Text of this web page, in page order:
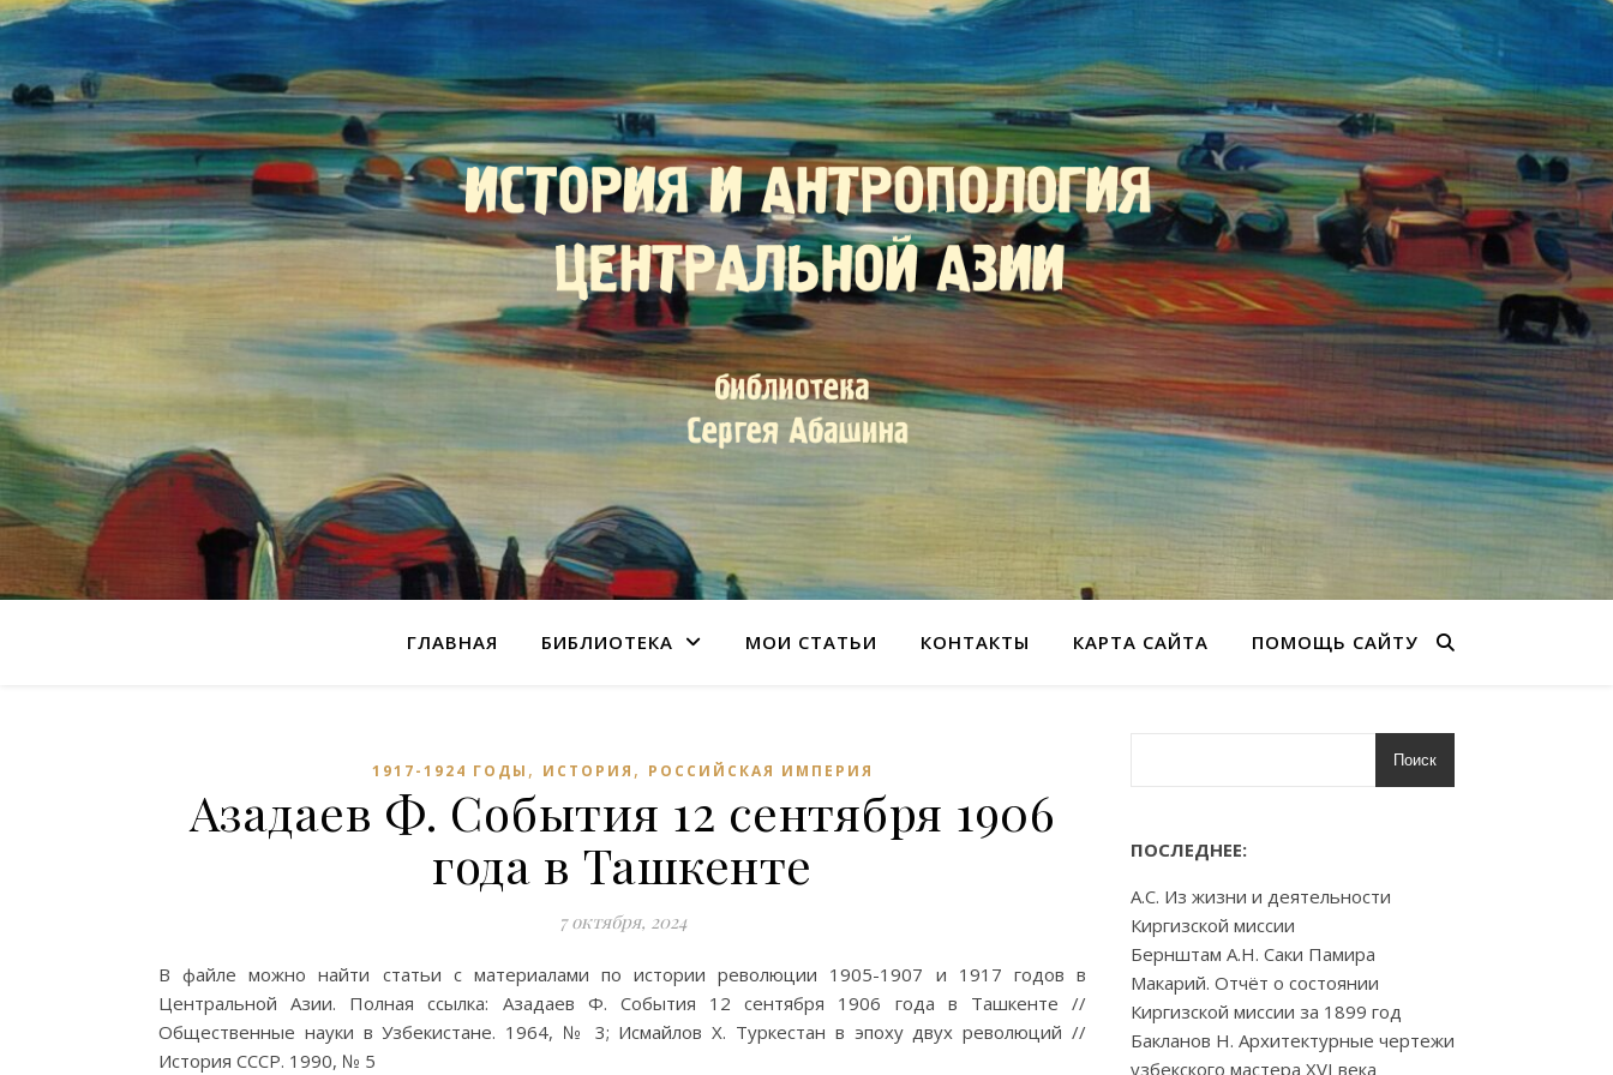
ГЛАВНАЯ БИБЛИОТЕКА МОИ СТАТЬИ КОНТАКТЫ КАРТА САЙТА ПОМОЩЬ САЙТУ
1917-1924 ГОДЫ , ИСТОРИЯ , РОССИЙСКАЯ ИМПЕРИЯ
Азадаев Ф. События 12 сентября 1906
года в Ташкенте
7 октября, 2024
В файле можно найти статьи с материалами по истории революции 1905-1907 и 1917 годов в
Центральной Азии. Полная ссылка: Азадаев Ф. События 12 сентября 1906 года в Ташкенте //
Общественные науки в Узбекистане. 1964, № 3; Исмайлов Х. Туркестан в эпоху двух революций //
История СССР. 1990, № 5
Поиск
ПОСЛЕДНЕЕ:
А.С. Из жизни и деятельности
Киргизской миссии
Бернштам А.Н. Саки Памира
Макарий. Отчёт о состоянии
Киргизской миссии за 1899 год
Бакланов Н. Архитектурные чертежи
узбекского мастера XVI века